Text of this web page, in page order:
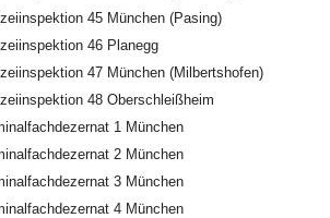
45 München (Pasing)
46 Planegg
47 München (Milbertshofen)
48 Oberschleißheim
1 München
2 München
3 München
4 München